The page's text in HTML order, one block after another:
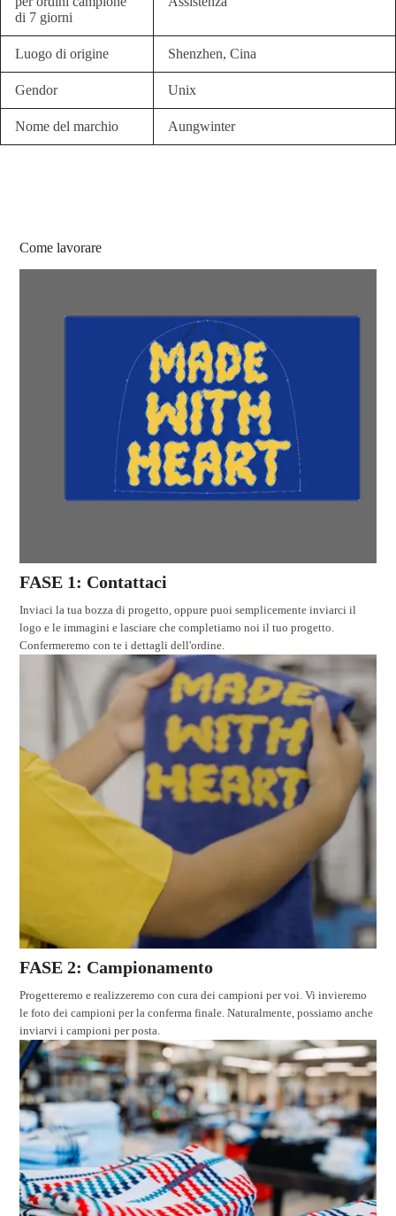
di 7 giorni
Luogo di origine Shenzhen, Cina
Gendor Unix
Nome del marchio Aungwinter
Come lavorare
FASE 1: Contattaci
Inviaci la tua bozza di progetto, oppure puoi semplicemente inviarci il
logo e le immagini e lasciare che completiamo noi il tuo progetto.
Confermeremo con te i dettagli dell'ordine.
FASE 2: Campionamento
Progetteremo e realizzeremo con cura dei campioni per voi. Vi invieremo
le foto dei campioni per la conferma finale. Naturalmente, possiamo anche
inviarvi i campioni per posta.